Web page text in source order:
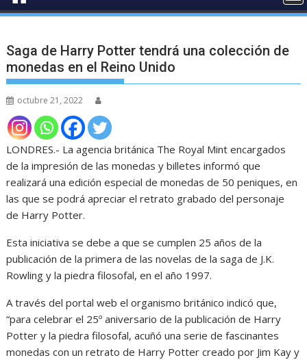
Saga de Harry Potter tendrá una colección de
monedas en el Reino Unido
octubre 21, 2022
LONDRES.- La agencia británica The Royal Mint encargados
de la impresión de las monedas y billetes informó que
realizará una edición especial de monedas de 50 peniques, en
las que se podrá apreciar el retrato grabado del personaje
de Harry Potter.
Esta iniciativa se debe a que se cumplen 25 años de la
publicación de la primera de las novelas de la saga de J.K.
Rowling y la piedra filosofal, en el año 1997.
A través del portal web el organismo británico indicó que,
“para celebrar el 25º aniversario de la publicación de Harry
Potter y la piedra filosofal, acuñó una serie de fascinantes
monedas con un retrato de Harry Potter creado por Jim Kay y